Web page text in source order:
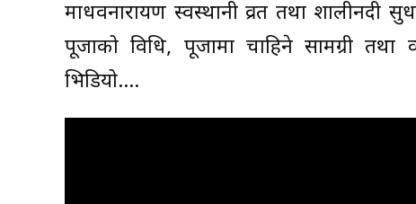
माधवनारायण स्वस्थानी व्रत तथा शालीनदी
पूजाको विधि, पूजामा चाहिने सामग्री तथा
भिडियो….